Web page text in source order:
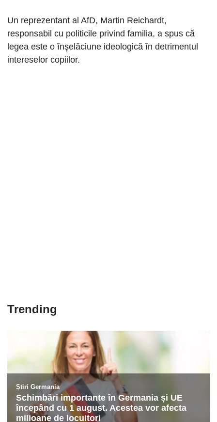
Un reprezentant al AfD, Martin Reichardt,
responsabil cu politicile privind familia, a spus că
legea este o înşelăciune ideologică în detrimentul
intereselor copiilor.
Trending